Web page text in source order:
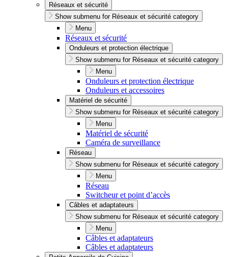
Réseaux et sécurité
Show submenu for Réseaux et sécurité category
Menu
Réseaux et sécurité
Onduleurs et protection électrique
Show submenu for Réseaux et sécurité category
Menu
Onduleurs et protection électrique
Onduleurs et accessoires
Matériel de sécurité
Show submenu for Réseaux et sécurité category
Menu
Matériel de sécurité
Caméra de surveillance
Réseau
Show submenu for Réseaux et sécurité category
Menu
Réseau
Switcheur et point d’accès
Câbles et adaptateurs
Show submenu for Réseaux et sécurité category
Menu
Câbles et adaptateurs
Câbles et adaptateurs